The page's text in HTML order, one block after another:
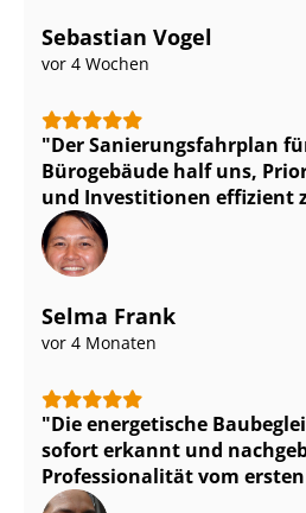
Sebastian Vogel
vor 4 Wochen
Der Sa­nie­rungs­fahr­plan
Bürogebäude half uns,
und Investitionen effizient
Selma Frank
vor 4 Monaten
Die energetische
sofort erkannt und
Pro­fes­sio­na­li­tät vom